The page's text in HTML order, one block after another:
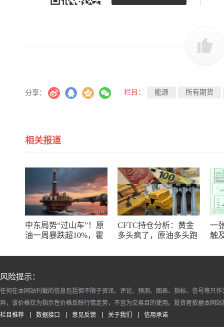
分享： 栏目： 能源 所有期货
相关报道
中东局势“过山车”！原
油一周暴跌超10%，霍
变数
CFTC持仓分析：黄金
多头疯了，原油多头跑
一
触
风险提示：
任何在本网站刊载的信息包括但不限于资讯、评论、预测、图表、指标、信号等只
异，该价格仅为指示性价格反映行情走势，不宜为交易目的使用。投资者依据本网
栏目推荐
数据接口 意见反馈 关于我们 信用承诺